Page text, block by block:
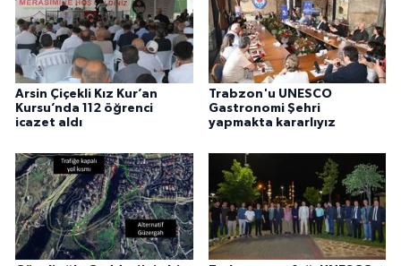
Arsin Çiçekli Kız Kur’an
Kursu’nda 112 öğrenci
icazet aldı
Trabzon'u UNESCO
Gastronomi Şehri
yapmakta kararlıyız